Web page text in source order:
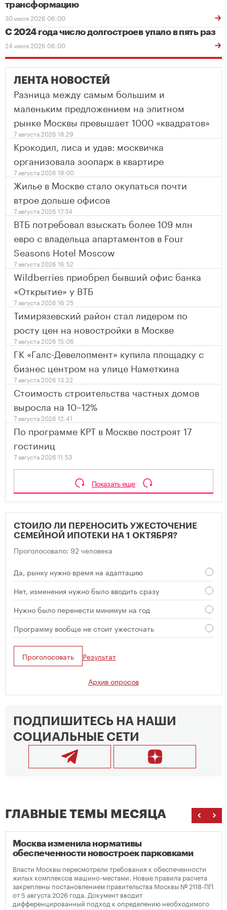
трансформацию
30 июля 2026 06:00
С 2024 года число долгостроев упало в пять раз
24 июля 2026 06:00
ЛЕНТА НОВОСТЕЙ
Разница между самым большим и
маленьким предложением на элитном
рынке Москвы превышает 1000 «квадратов»
7 августа 2026 18:29
Крокодил, лиса и удав: москвичка
организовала зоопарк в квартире
7 августа 2026 18:00
Жилье в Москве стало окупаться почти
втрое дольше офисов
7 августа 2026 17:34
ВТБ потребовал взыскать более 109 млн
евро с владельца апартаментов в Four
Seasons Hotel Moscow
7 августа 2026 16:52
Wildberries приобрел бывший офис банка
«Открытие» у ВТБ
7 августа 2026 16:25
Тимирязевский район стал лидером по
росту цен на новостройки в Москве
7 августа 2026 15:06
ГК «Галс-Девелопмент» купила площадку с
бизнес центром на улице Наметкина
7 августа 2026 13:22
Стоимость строительства частных домов
выросла на 10–12%
7 августа 2026 12:41
По программе КРТ в Москве построят 17
гостиниц
7 августа 2026 11:53
Показать еще
СТОИЛО ЛИ ПЕРЕНОСИТЬ УЖЕСТОЧЕНИЕ
СЕМЕЙНОЙ ИПОТЕКИ НА 1 ОКТЯБРЯ?
Проголосовало: 92 человека
Да, рынку нужно время на адаптацию
Нет, изменения нужно было вводить сразу
Нужно было перенести минимум на год
Программу вообще не стоит ужесточать
Проголосовать Результат
Архив опросов
ПОДПИШИТЕСЬ НА НАШИ
СОЦИАЛЬНЫЕ СЕТИ
ГЛАВНЫЕ ТЕМЫ МЕСЯЦА
Москва изменила нормативы
обеспеченности новостроек парковками
Власти Москвы пересмотрели требования к обеспеченности
жилых комплексов машино-местами. Новые правила расчета
закреплены постановлением правительства Москвы № 2118-ПП
от 5 августа 2026 года. Документ вводит
дифференцированный подход к определению необходимого